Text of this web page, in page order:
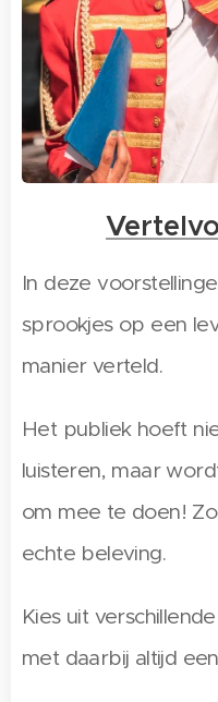
In deze
sprookjes op een
manier verteld.
Het publiek hoeft
luisteren, maar
om mee te doen!
echte beleving.
Kies uit
met daarbij altijd